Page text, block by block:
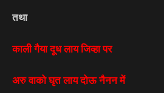
तथा
काली गैया दूध लाय जिव्हा पर
अरु वाको घृत लाय दोऊ नैनन में